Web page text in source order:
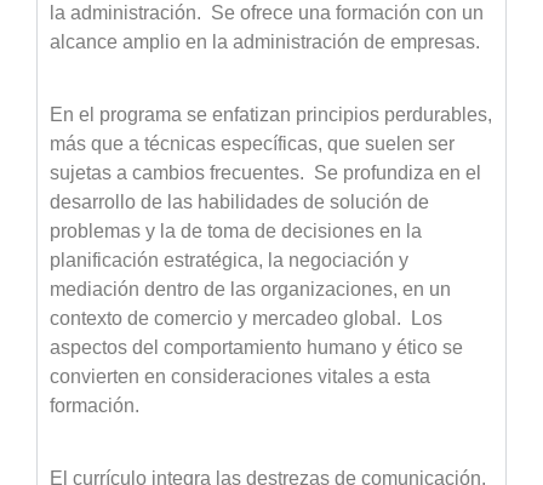
la administración. Se ofrece una formación con un
alcance amplio en la administración de empresas.
En el programa se enfatizan principios perdurables,
más que a técnicas específicas, que suelen ser
sujetas a cambios frecuentes. Se profundiza en el
desarrollo de las habilidades de solución de
problemas y la de toma de decisiones en la
planificación estratégica, la negociación y
mediación dentro de las organizaciones, en un
contexto de comercio y mercadeo global. Los
aspectos del comportamiento humano y ético se
convierten en consideraciones vitales a esta
formación.
El currículo integra las destrezas de comunicación,